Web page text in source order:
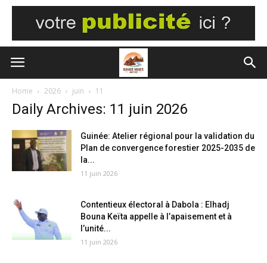
Home 2026 juin 11
Daily Archives: 11 juin 2026
Guinée: Atelier régional pour la validation du
Plan de convergence forestier 2025-2035 de
la...
11 juin 2026
Contentieux électoral à Dabola : Elhadj
Bouna Keïta appelle à l’apaisement et à
l’unité...
11 juin 2026